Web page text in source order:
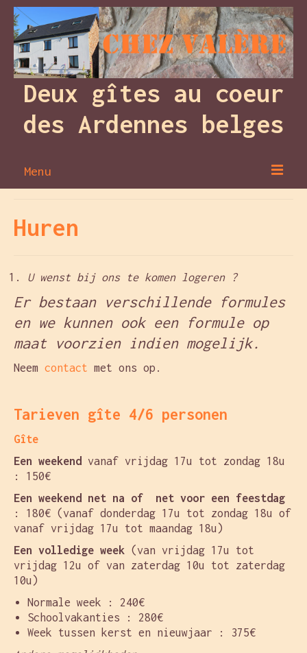
Deux gîtes au coeur
des Ardennes belges
Menu
Komen
Français
Nederlands
Huren
U wenst bij ons te komen logeren ?
Er bestaan verschillende formules
en we kunnen ook een formule op
maat voorzien indien mogelijk.
Neem contact met ons op.
Tarieven gîte 4/6 personen
Gîte
Een weekend
vanaf vrijdag 17u tot zondag 18u
: 150€
Een weekend net na of net voor een feestdag
: 180€ (vanaf donderdag 17u tot zondag 18u of
vanaf vrijdag 17u tot maandag 18u)
Een volledige week (van vrijdag 17u tot
vrijdag 12u of van zaterdag 10u tot zaterdag
10u)
Normale week : 240€
Schoolvakanties : 280€
Week tussen kerst en nieuwjaar : 375€